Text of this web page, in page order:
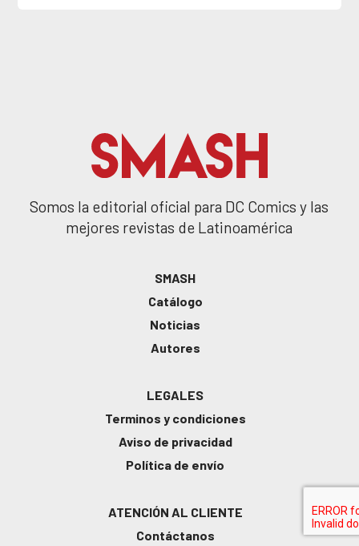
Somos la editorial oficial para DC Comics y las
mejores revistas de Latinoamérica
SMASH
Catálogo
Noticias
Autores
LEGALES
Terminos y condiciones
Aviso de privacidad
Política de envío
ATENCIÓN AL CLIENTE
Contáctanos